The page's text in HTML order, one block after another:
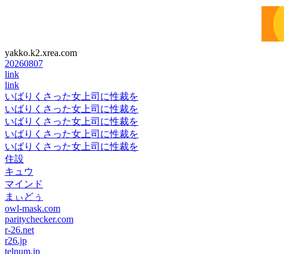
yakko.k2.xrea.com
20260807
link
link
いばりくさった女上司に性裁を
いばりくさった女上司に性裁を
いばりくさった女上司に性裁を
いばりくさった女上司に性裁を
いばりくさった女上司に性裁を
住設
キュウ
マインド
まぃどぅ
owl-mask.com
paritychecker.com
r-26.net
r26.jp
telnum.jp